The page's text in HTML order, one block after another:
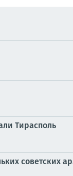
Тирасполь
советских